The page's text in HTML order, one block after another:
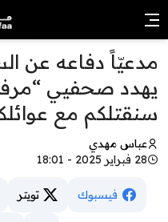
مدعيّاً دفاعه عن
يهدد صحفيي
سنقتلكم مع
عباس مهدي
28 فبراير 2025 - 18:01
فيسبوك تويتر